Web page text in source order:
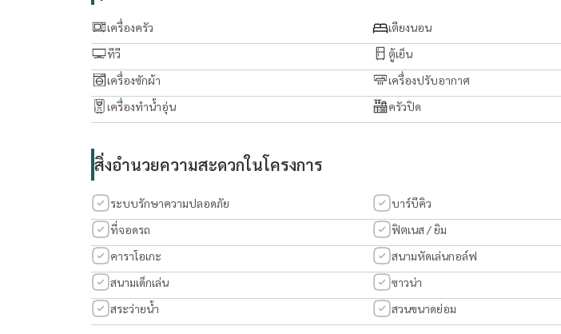
เครื่องครัว
เตียงนอน
ทีวี
ตู้เย็น
เครื่องซักผ้า
เครื่องปรับอากาศ
เครื่องทำน้ำอุ่น
ครัวปิด
สิ่งอำนวยความสะดวกในโครงการ
ระบบรักษาความปลอดภัย
บาร์บีคิว
ที่จอดรถ
ฟิตเนส / ยิม
คาราโอเกะ
สนามหัดเล่นกอล์ฟ
สนามเด็กเล่น
ซาวน่า
สระว่ายน้ำ
สวนขนาดย่อม